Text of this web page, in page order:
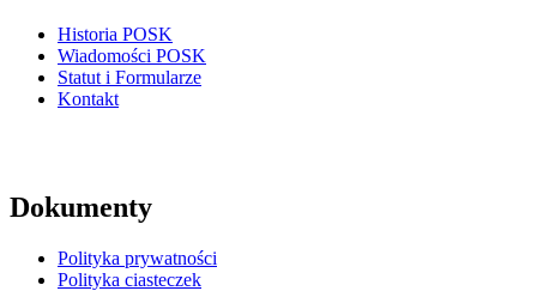
Historia POSK
Wiadomości POSK
Statut i Formularze
Kontakt
Dokumenty
Polityka prywatności
Polityka ciasteczek